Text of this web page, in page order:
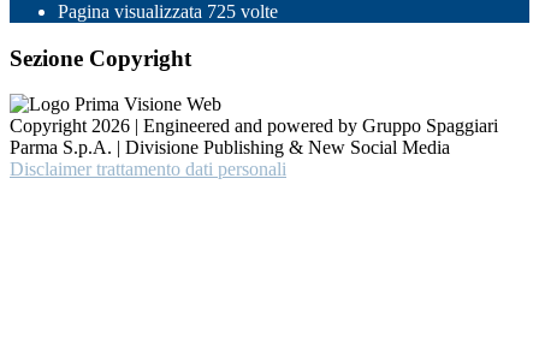
Pagina visualizzata 725 volte
Sezione Copyright
Copyright 2026 | Engineered and powered by Gruppo Spaggiari
Parma S.p.A. | Divisione Publishing & New Social Media
Disclaimer trattamento dati personali